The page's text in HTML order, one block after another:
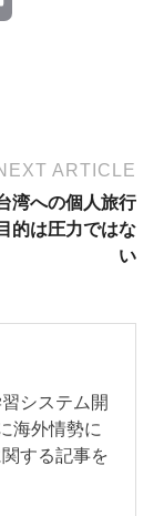
i
l
ARTICLE
湾への個人旅行
的は圧力ではな
い
システム開
海外情勢に
する記事を